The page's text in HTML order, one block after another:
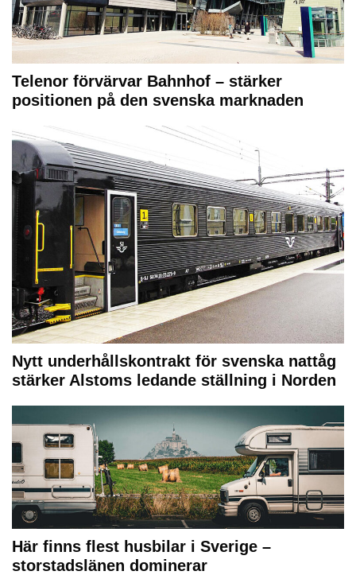
Telenor förvärvar Bahnhof – stärker
positionen på den svenska marknaden
Nytt underhållskontrakt för svenska nattåg
stärker Alstoms ledande ställning i Norden
Här finns flest husbilar i Sverige –
storstadslänen dominerar